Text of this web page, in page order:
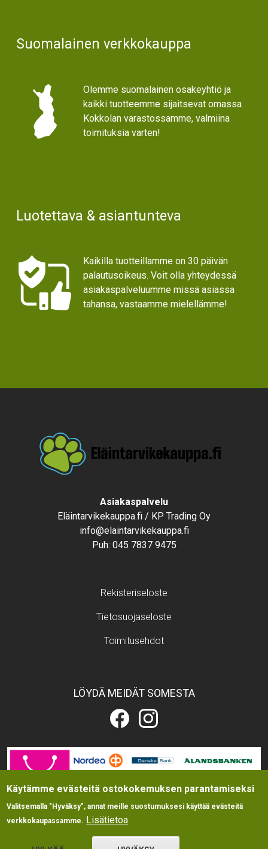
Suomalainen verkkokauppa
Olemme suomalainen osakeyhtiö ja
kaikki tuotteemme sijaitsevat omassa
Kokkolan varastossamme, valmiina
toimituksia varten!
Luotettava & asiantunteva
Kaikilla tuotteillamme on 30 päivän
palautusoikeus. Voit olla yhteydessä
asiakaspalveluumme missä asiassa
tahansa, vastaamme mielellämme!
Asiakaspalvelu
Eläintarvikekauppa.fi / KP Trading Oy
info@elaintarvikekauppa.fi
Puh: 045 7837 9475
Rekisteriseloste
Tietosuojaseloste
Toimitusehdot
LÖYDÄ MEIDÄT SOMESTA
Eläintarvikekauppa.fi
Facebookissa
Eläintarvikekauppa.fi
Instagramissa
Image
Käytämme evästeitä ostokokemuksen parantamiseksi
Valitsemalla "Hyväksy", annat meille suostumuksesi käyttää evästeitä
verkkokaupassamme. Lisätietoa